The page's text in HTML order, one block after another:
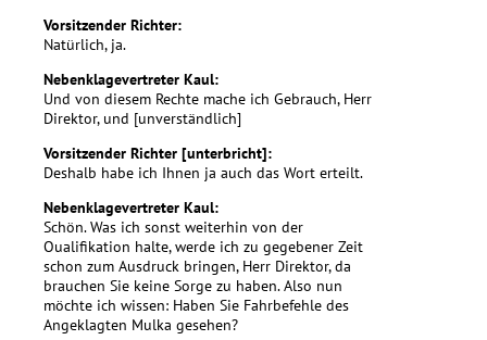
Vorsitzender Richter:
Natürlich, ja.
Nebenklagevertreter Kaul:
Und von diesem Rechte mache ich Gebrauch, Herr
Direktor, und [unverständlich]
Vorsitzender Richter [unterbricht]:
Deshalb habe ich Ihnen ja auch das Wort erteilt.
Nebenklagevertreter Kaul:
Schön. Was ich sonst weiterhin von der
Oualifikation halte, werde ich zu gegebener Zeit
schon zum Ausdruck bringen, Herr Direktor, da
brauchen Sie keine Sorge zu haben. Also nun
möchte ich wissen: Haben Sie Fahrbefehle des
Angeklagten Mulka gesehen?